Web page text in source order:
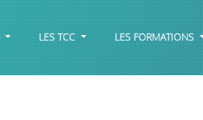
LES TCC LES FORMATIONS